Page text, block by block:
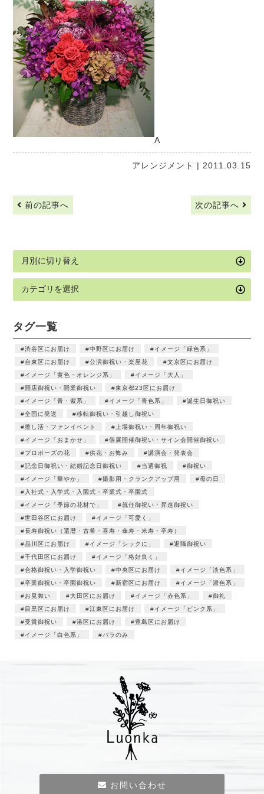
A
アレンジメント | 2011.03.15
前の記事へ 次の記事へ
タグ一覧
渋谷区にお届け 中野区にお届け
イメージ「緑色系」
台東区にお届け
公演御祝い・楽屋花
文京区にお届け
イメージ「黄色・オレンジ系」
イメージ「大人」
開店御祝い・開業御祝い
東京都23区にお届け
イメージ「青・紫系」
イメージ「青色系」
誕生日御祝い
全国に発送
移転御祝い・引越し御祝い
推し活・ファンイベント
上場御祝い・周年御祝い
イメージ「おまかせ」
個展開催御祝い・サイン会開催御祝い
プロポーズの花
供花・お悔み
講演会・発表会
記念日御祝い・結婚記念日御祝い
当選御祝
御祝い
イメージ「華やか」
撮影用・クランクアップ用
母の日
入社式・入学式・入園式・卒業式・卒園式
イメージ「季節の花材で」
就任御祝い・昇進御祝い
世田谷区にお届け
イメージ「可愛く」
長寿御祝い（還暦・古希・喜寿・傘寿・米寿・卒寿）
品川区にお届け
イメージ「シックに」
退職御祝い
千代田区にお届け
イメージ「格好良く」
合格御祝い・入学御祝い
中央区にお届け
イメージ「淡色系」
卒業御祝い・卒園御祝い
新宿区にお届け
イメージ「濃色系」
お見舞い
大田区にお届け イメージ「赤色系」
御礼
目黒区にお届け
江東区にお届け
イメージ「ピンク系」
受賞御祝い
港区にお届け
豊島区にお届け
イメージ「白色系」
バラのみ
お問い合わせ